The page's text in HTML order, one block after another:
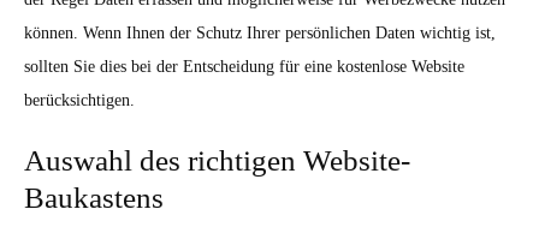
können. Wenn Ihnen der Schutz Ihrer persönlichen Daten wichtig ist,
sollten Sie dies bei der Entscheidung für eine kostenlose Website
berücksichtigen.
Auswahl des richtigen Website-
Baukastens